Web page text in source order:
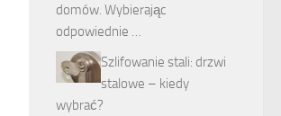
domów. Wybierając
odpowiednie …
Szlifowanie stali: drzwi
stalowe – kiedy
wybrać?